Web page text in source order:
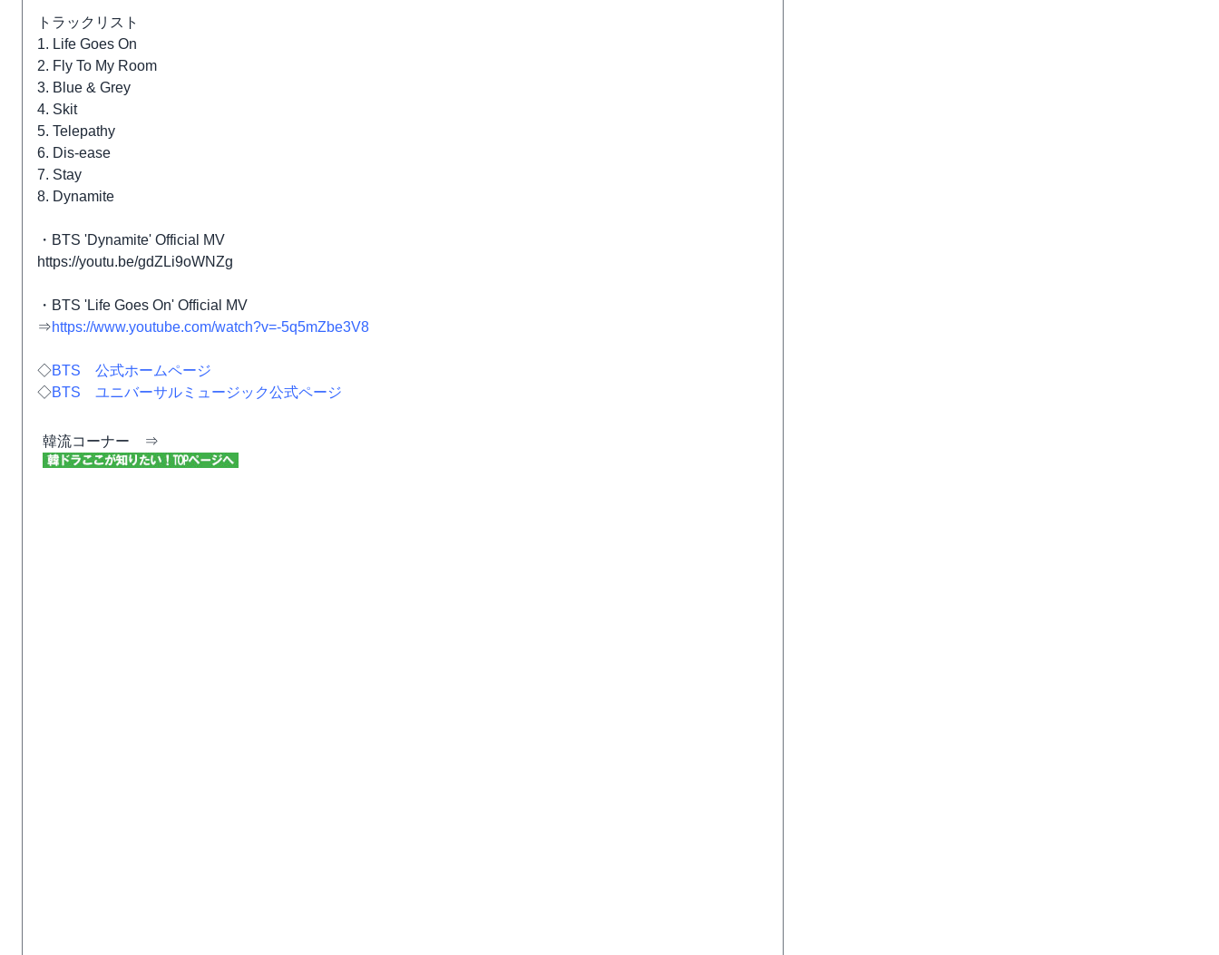
トラックリスト
1. Life Goes On
2. Fly To My Room
3. Blue & Grey
4. Skit
5. Telepathy
6. Dis-ease
7. Stay
8. Dynamite
・BTS 'Dynamite' Official MV
https://youtu.be/gdZLi9oWNZg
・BTS 'Life Goes On' Official MV
⇒https://www.youtube.com/watch?v=-5q5mZbe3V8
◇BTS 公式ホームページ
◇BTS ユニバーサルミュージック公式ページ
韓流コーナー ⇒